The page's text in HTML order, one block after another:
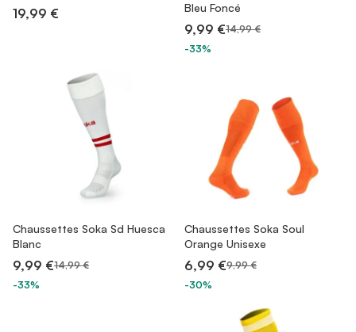
19,99 €
Bleu Foncé
9,99 €14,99 €
-33%
Chaussettes Soka Sd Huesca
Blanc
9,99 €14,99 €
-33%
Chaussettes Soka Soul
Orange Unisexe
6,99 €9,99 €
-30%